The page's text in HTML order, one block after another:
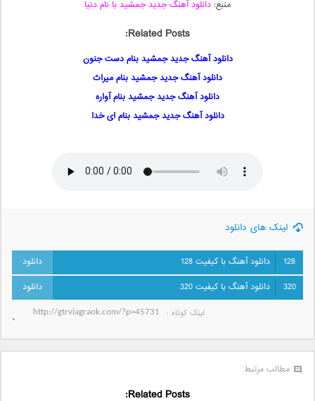
منبع: دانلود آهنگ جدید جمشید با نام دنیا
Related Posts:
دانلود آهنگ جدید جمشید بنام دست جنون
دانلود آهنگ جدید جمشید بنام میراث
دانلود آهنگ جدید جمشید بنام آواره
دانلود آهنگ جدید جمشید بنام ای خدا
لینک های دانلود
128
دانلود آهنگ با کیفیت 128
320
دانلود آهنگ با کیفیت 320
لینک کوتاه‌ :
مطالب مرتبط
Related Posts: